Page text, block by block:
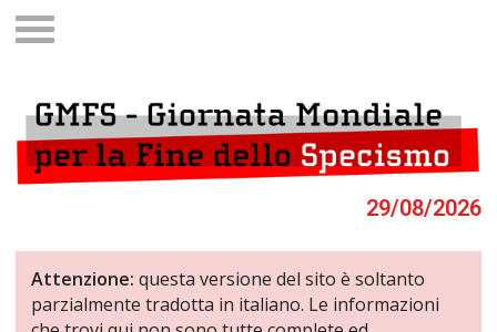
29/08/2026
Attenzione: questa versione del sito è soltanto
parzialmente tradotta in italiano. Le informazioni